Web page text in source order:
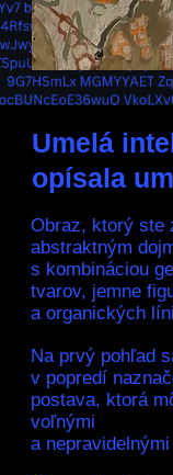
Umelá
opísala
Obraz, ktorý ste
abstraktným
s kombináciou
tvarov, jemne
a organických
Na prvý pohľad
v popredí
postava, ktorá
voľnými
a